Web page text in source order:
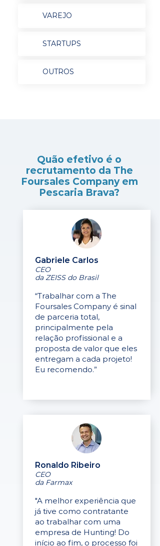
VAREJO
STARTUPS
OUTROS
Quão efetivo é o
recrutamento da The
Foursales Company em
Pescaria Brava?
Gabriele Carlos
CEO
da ZEISS do Brasil
“Trabalhar com a The
Foursales Company é sinal
de parceria total,
principalmente pela
relação profissional e a
proposta de valor que eles
entregam a cada projeto!
Eu recomendo.”
Ronaldo Ribeiro
CEO
da Farmax
"A melhor experiência que
já tive como contratante
ao trabalhar com uma
empresa de Hunting! Do
início ao fim, o processo foi